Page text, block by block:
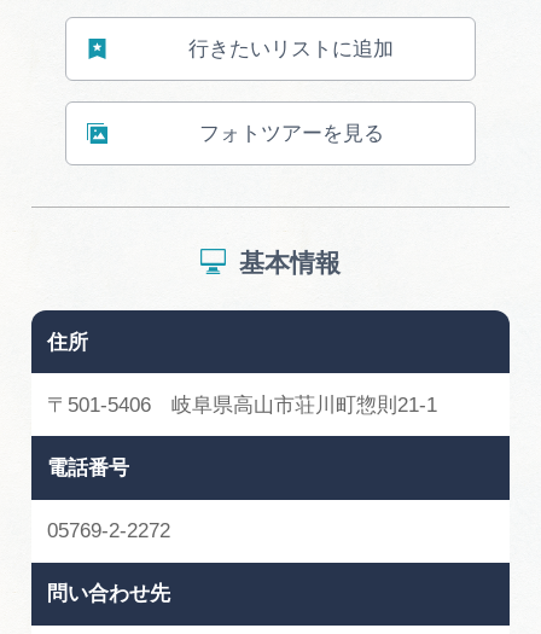
行きたいリストに追加
フォトツアーを見る
基本情報
住所
〒501-5406 岐阜県高山市荘川町惣則21-1
電話番号
05769-2-2272
問い合わせ先